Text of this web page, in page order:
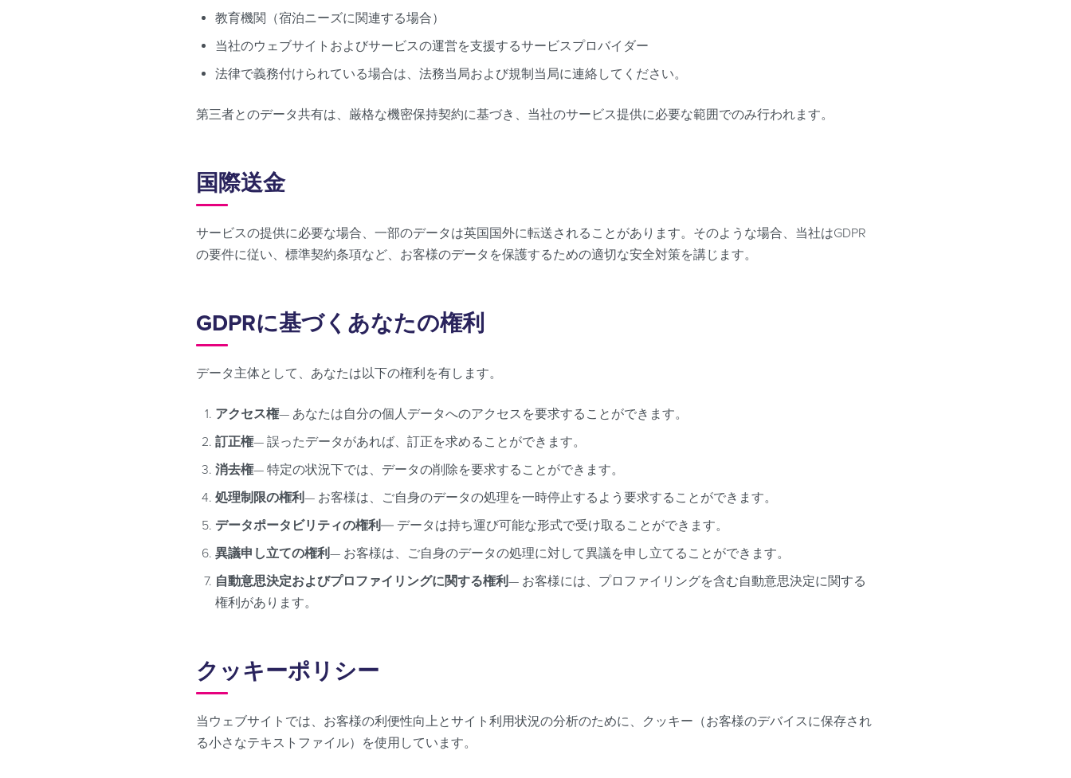
教育機関（宿泊ニーズに関連する場合）
当社のウェブサイトおよびサービスの運営を支援するサービスプロバイダー
法律で義務付けられている場合は、法務当局および規制当局に連絡してください。
第三者とのデータ共有は、厳格な機密保持契約に基づき、当社のサービス提供に必要な範囲でのみ行われます。
国際送金
サービスの提供に必要な場合、一部のデータは英国国外に転送されることがあります。そのような場合、当社はGDPR
の要件に従い、標準契約条項など、お客様のデータを保護するための適切な安全対策を講じます。
GDPRに基づくあなたの権利
データ主体として、あなたは以下の権利を有します。
アクセス権— あなたは自分の個人データへのアクセスを要求することができます。
訂正権— 誤ったデータがあれば、訂正を求めることができます。
消去権— 特定の状況下では、データの削除を要求することができます。
処理制限の権利— お客様は、ご自身のデータの処理を一時停止するよう要求することができます。
データポータビリティの権利― データは持ち運び可能な形式で受け取ることができます。
異議申し立ての権利— お客様は、ご自身のデータの処理に対して異議を申し立てることができます。
自動意思決定およびプロファイリングに関する権利— お客様には、プロファイリングを含む自動意思決定に関する
権利があります。
クッキーポリシー
当ウェブサイトでは、お客様の利便性向上とサイト利用状況の分析のために、クッキー（お客様のデバイスに保存され
る小さなテキストファイル）を使用しています。